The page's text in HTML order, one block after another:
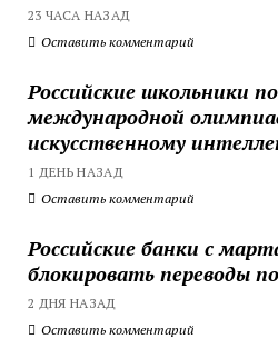
23 ЧАСА НАЗАД
Оставить комментарий
Российские школьники
международной
искусственному
1 ДЕНЬ НАЗАД
Оставить комментарий
Российские банки с
блокировать переводы
2 ДНЯ НАЗАД
Оставить комментарий